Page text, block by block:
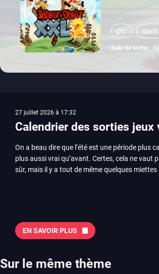
pc
Date de sortie :
27 juillet 2026 à 17:32
Calendrier des sorties jeux
On a beau dire que l’été est une période plus
plus aussi vrai qu’avant. Certes, cela ne vaut
sûr, mais il y a tout de même quelques
Tokon ou encore Beast of Reincarnation, qui
chose d’ambitieux que Pokémon. On
2026 Vous trouverez ici tous les jeux
aussi les jeux de ce mois dans notre page
EN SAVOIR PLUS
Sur le même thème